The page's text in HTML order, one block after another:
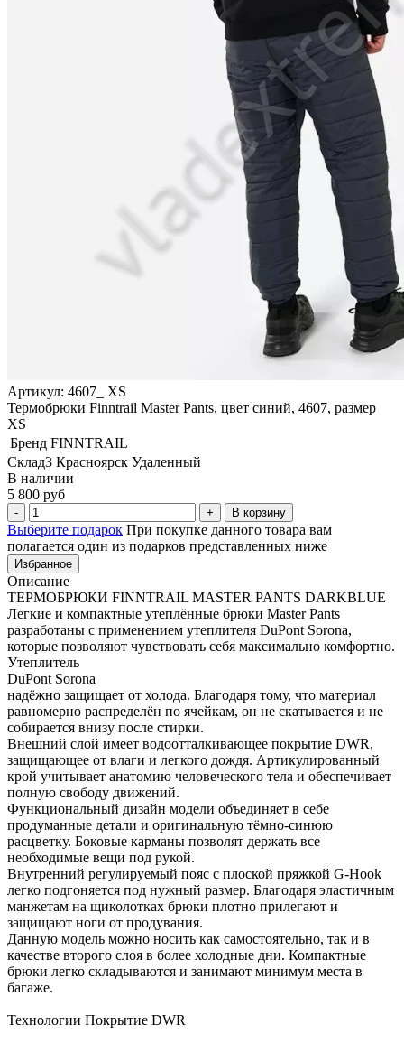
Артикул: 4607_ XS
Термобрюки Finntrail Master Pants, цвет синий, 4607, размер
XS
Бренд FINNTRAIL
Склад3 Красноярск Удаленный
В наличии
5 800 руб
В корзину
Выберите подарок При покупке данного товара вам
полагается один из подарков представленных ниже
Избранное
Описание
ТЕРМОБРЮКИ FINNTRAIL MASTER PANTS DARKBLUE
Легкие и компактные утеплённые брюки Master Pants
разработаны с применением утеплителя DuPont Sorona,
которые позволяют чувствовать себя максимально комфортно.
Утеплитель
DuPont Sorona
надёжно защищает от холода. Благодаря тому, что материал
равномерно распределён по ячейкам, он не скатывается и не
собирается внизу после стирки.
Внешний слой имеет водоотталкивающее покрытие DWR,
защищающее от влаги и легкого дождя. Артикулированный
крой учитывает анатомию человеческого тела и обеспечивает
полную свободу движений.
Функциональный дизайн модели объединяет в себе
продуманные детали и оригинальную тёмно-синюю
расцветку. Боковые карманы позволят держать все
необходимые вещи под рукой.
Внутренний регулируемый пояс с плоской пряжкой G-Hook
легко подгоняется под нужный размер. Благодаря эластичным
манжетам на щиколотках брюки плотно прилегают и
защищают ноги от продувания.
Данную модель можно носить как самостоятельно, так и в
качестве второго слоя в более холодные дни. Компактные
брюки легко складываются и занимают минимум места в
багаже.
Технологии Покрытие DWR